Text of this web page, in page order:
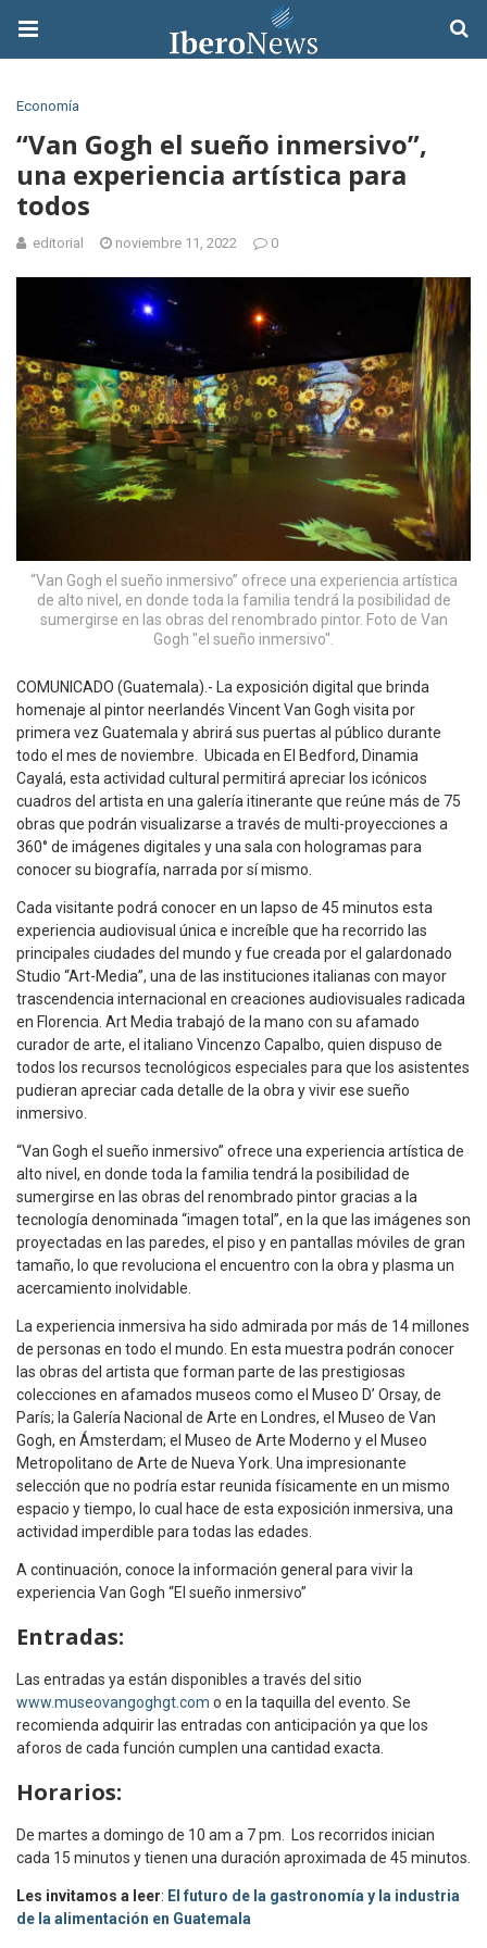
Economía
“Van Gogh el sueño inmersivo”,
una experiencia artística para
todos
editorial noviembre 11, 2022 0
“Van Gogh el sueño inmersivo” ofrece una experiencia artística
de alto nivel, en donde toda la familia tendrá la posibilidad de
sumergirse en las obras del renombrado pintor. Foto de Van
Gogh "el sueño inmersivo".
COMUNICADO (Guatemala).- La exposición digital que brinda
homenaje al pintor neerlandés Vincent Van Gogh visita por
primera vez Guatemala y abrirá sus puertas al público durante
todo el mes de noviembre. Ubicada en El Bedford, Dinamia
Cayalá, esta actividad cultural permitirá apreciar los icónicos
cuadros del artista en una galería itinerante que reúne más de 75
obras que podrán visualizarse a través de multi-proyecciones a
360° de imágenes digitales y una sala con hologramas para
conocer su biografía, narrada por sí mismo.
Cada visitante podrá conocer en un lapso de 45 minutos esta
experiencia audiovisual única e increíble que ha recorrido las
principales ciudades del mundo y fue creada por el galardonado
Studio “Art-Media”, una de las instituciones italianas con mayor
trascendencia internacional en creaciones audiovisuales radicada
en Florencia. Art Media trabajó de la mano con su afamado
curador de arte, el italiano Vincenzo Capalbo, quien dispuso de
todos los recursos tecnológicos especiales para que los asistentes
pudieran apreciar cada detalle de la obra y vivir ese sueño
inmersivo.
“Van Gogh el sueño inmersivo” ofrece una experiencia artística de
alto nivel, en donde toda la familia tendrá la posibilidad de
sumergirse en las obras del renombrado pintor gracias a la
tecnología denominada “imagen total”, en la que las imágenes son
proyectadas en las paredes, el piso y en pantallas móviles de gran
tamaño, lo que revoluciona el encuentro con la obra y plasma un
acercamiento inolvidable.
La experiencia inmersiva ha sido admirada por más de 14 millones
de personas en todo el mundo. En esta muestra podrán conocer
las obras del artista que forman parte de las prestigiosas
colecciones en afamados museos como el Museo D’ Orsay, de
París; la Galería Nacional de Arte en Londres, el Museo de Van
Gogh, en Ámsterdam; el Museo de Arte Moderno y el Museo
Metropolitano de Arte de Nueva York. Una impresionante
selección que no podría estar reunida físicamente en un mismo
espacio y tiempo, lo cual hace de esta exposición inmersiva, una
actividad imperdible para todas las edades.
A continuación, conoce la información general para vivir la
experiencia Van Gogh “El sueño inmersivo”
Entradas:
Las entradas ya están disponibles a través del sitio
www.museovangoghgt.com o en la taquilla del evento. Se
recomienda adquirir las entradas con anticipación ya que los
aforos de cada función cumplen una cantidad exacta.
Horarios:
De martes a domingo de 10 am a 7 pm. Los recorridos inician
cada 15 minutos y tienen una duración aproximada de 45 minutos.
Les invitamos a leer: El futuro de la gastronomía y la industria
de la alimentación en Guatemala